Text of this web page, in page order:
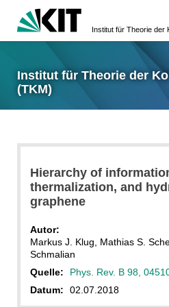
Institut für Theorie der
(TKM)
Hierarchy of
thermalization, and
graphene
Autor:
Markus J. Klug, Mathias S.
Schmalian
Quelle:
Phys. Rev. B 98,
Datum:
02.07.2018